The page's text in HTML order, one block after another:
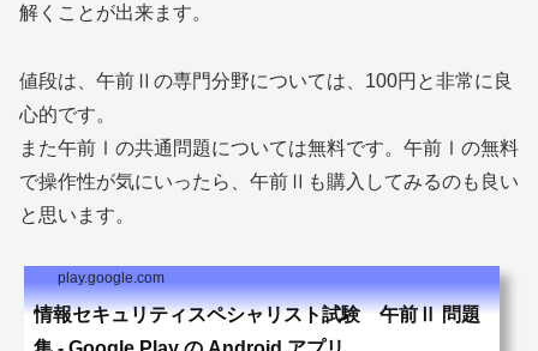
解くことが出来ます。
値段は、午前Ⅱの専門分野については、100円と非常に良
心的です。
また午前Ⅰの共通問題については無料です。午前Ⅰの無料
で操作性が気にいったら、午前Ⅱも購入してみるのも良い
と思います。
play.google.com
情報セキュリティスペシャリスト試験 午前Ⅱ 問題